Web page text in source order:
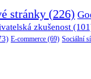
stránky (226)
zkušenost
E-commerce (69) Sociální